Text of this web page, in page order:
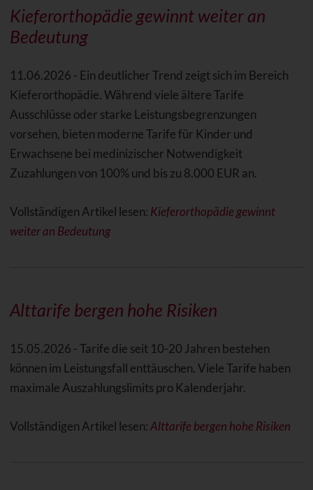
Kieferorthopädie gewinnt weiter an
Bedeutung
11.06.2026 - Ein deutlicher Trend zeigt sich im Bereich
Kieferorthopädie. Während viele ältere Tarife
Ausschlüsse oder starke Leistungsbegrenzungen
vorsehen, bieten moderne Tarife für Kinder und
Erwachsene bei medinizischer Notwendigkeit
Zuzahlungen von 100% und bis zu 8.000 EUR an.
Vollständigen Artikel lesen: Kieferorthopädie gewinnt
weiter an Bedeutung
Alttarife bergen hohe Risiken
15.05.2026 - Tarife die seit 10-20 Jahren bestehen
können im Leistungsfall enttäuschen. Viele Tarife haben
maximale Auszahlungslimits pro Kalenderjahr.
Vollständigen Artikel lesen:Alttarife bergen hohe Risiken